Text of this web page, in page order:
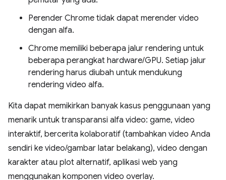
Perender Chrome tidak dapat merender video
dengan alfa.
Chrome memiliki beberapa jalur rendering untuk
beberapa perangkat hardware/GPU. Setiap jalur
rendering harus diubah untuk mendukung
rendering video alfa.
Kita dapat memikirkan banyak kasus penggunaan yang
menarik untuk transparansi alfa video: game, video
interaktif, bercerita kolaboratif (tambahkan video Anda
sendiri ke video/gambar latar belakang), video dengan
karakter atau plot alternatif, aplikasi web yang
menggunakan komponen video overlay.